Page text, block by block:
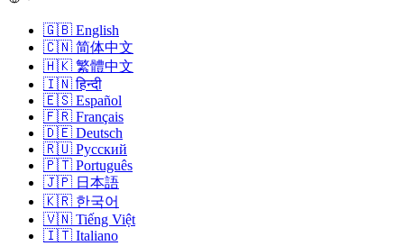
🇬🇧 English
🇨🇳 简体中文
🇭🇰 繁體中文
🇮🇳 हिन्दी
🇪🇸 Español
🇫🇷 Français
🇩🇪 Deutsch
🇷🇺 Русский
🇵🇹 Português
🇯🇵 日本語
🇰🇷 한국어
🇻🇳 Tiếng Việt
🇮🇹 Italiano